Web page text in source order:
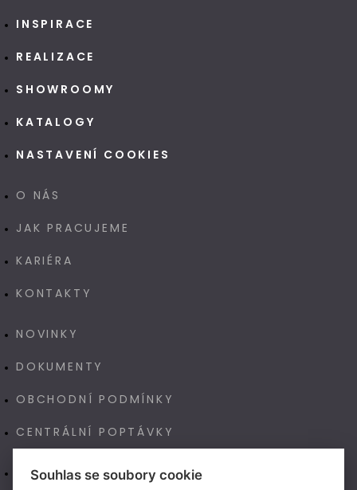
INSPIRACE
REALIZACE
SHOWROOMY
KATALOGY
NASTAVENÍ COOKIES
O NÁS
JAK PRACUJEME
KARIÉRA
KONTAKTY
NOVINKY
DOKUMENTY
OBCHODNÍ PODMÍNKY
CENTRÁLNÍ POPTÁVKY
E-SHOP
Souhlas se soubory cookie